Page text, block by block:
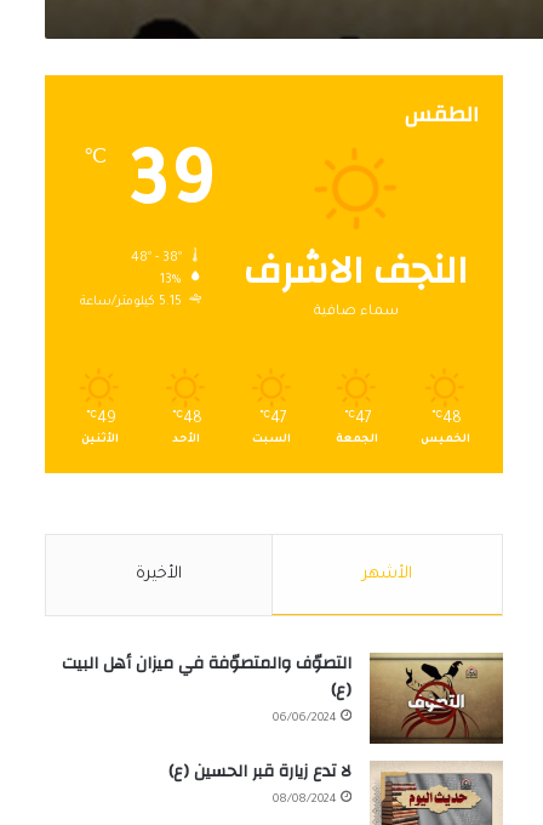
الطقس
النجف الاشرف
سماء صافية
39
℃
13%
5.15 كيلومتر/ساعة
48
℃
الخميس
47
℃
الجمعة
47
℃
السبت
48
℃
الأحد
49
℃
الأثنين
الأشهر الأخيرة
التصوّف والمتصوّفة في ميزان أهل البيت
(ع)
06/06/2024
لا تدع زيارة قبر الحسين (ع)
08/08/2024